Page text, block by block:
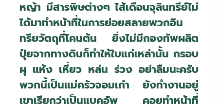
หญ้า มีสารพิษต่างๆ ไส้เดือนจุลินทรีย์ไม่
ได้มาทำหน้าที่ในการย่อยสลายพวกอิน
ทรียวัตถุที่โคนต้น ยิ่งไม่มีกองทัพผลิต
ปุ๋ยจากทางดินก็ทำให้ใบแก่เหล่านั้น กรอบ
ผุ แห้ง เหี่ยว หล่น ร่วง อย่าลืมนะครับ
พวกนี้เป็นแม่ครัวจอมเก๋า ยังทำงานอยู่
เขาเรียกว่าเป็นแบคอัพ คอยทำหน้าที่